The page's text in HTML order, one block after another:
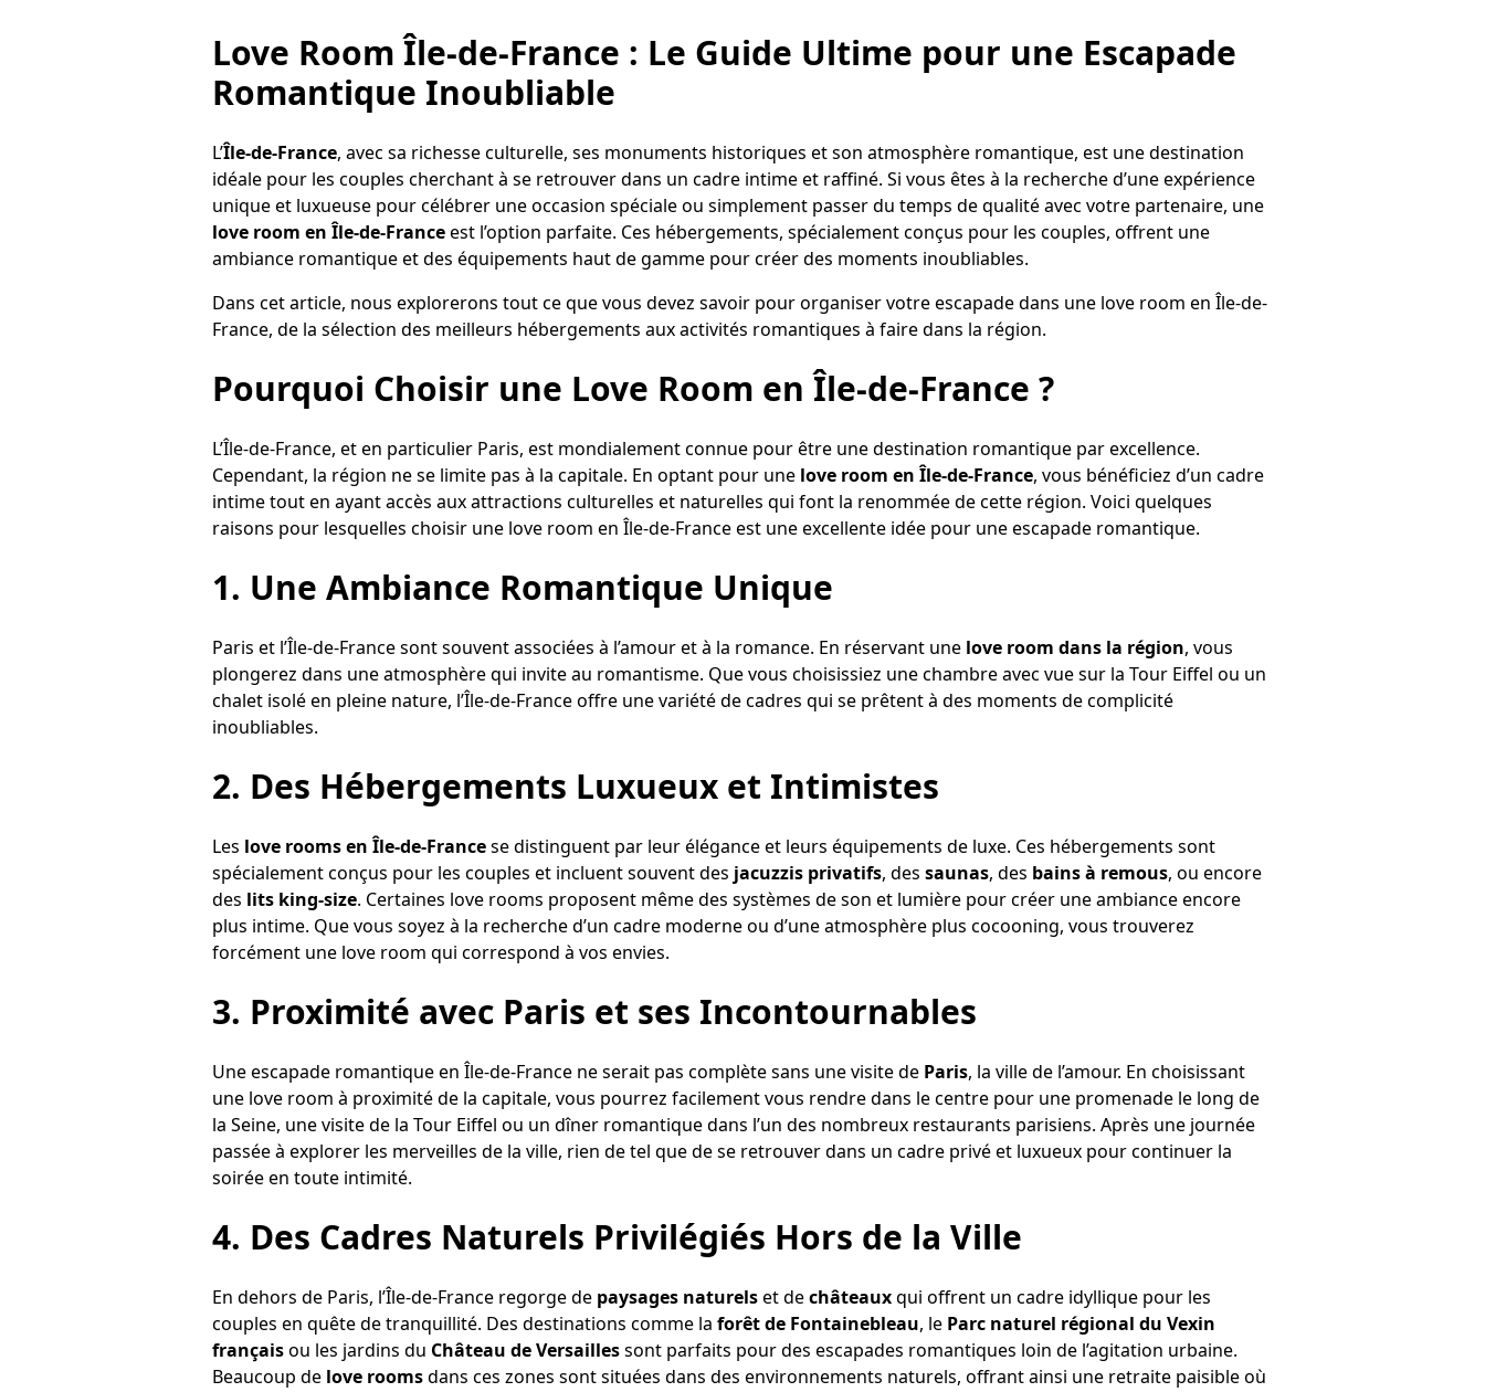
Love Room Île-de-France : Le Guide Ultime pour une Escapade
Romantique Inoubliable
L’Île-de-France, avec sa richesse culturelle, ses monuments historiques et son atmosphère romantique, est une destination
idéale pour les couples cherchant à se retrouver dans un cadre intime et raffiné. Si vous êtes à la recherche d’une expérience
unique et luxueuse pour célébrer une occasion spéciale ou simplement passer du temps de qualité avec votre partenaire, une
love room en Île-de-Franceest l’option parfaite. Ces hébergements, spécialement conçus pour les couples, offrent une
ambiance romantique et des équipements haut de gamme pour créer des moments inoubliables.
Dans cet article, nous explorerons tout ce que vous devez savoir pour organiser votre escapade dans une love room en Île-de-
France, de la sélection des meilleurs hébergements aux activités romantiques à faire dans la région.
Pourquoi Choisir une Love Room en Île-de-France ?
L’Île-de-France, et en particulier Paris, est mondialement connue pour être une destination romantique par excellence.
Cependant, la région ne se limite pas à la capitale. En optant pour une love room en Île-de-France, vous bénéficiez d’un cadre
intime tout en ayant accès aux attractions culturelles et naturelles qui font la renommée de cette région. Voici quelques
raisons pour lesquelles choisir une love room en Île-de-France est une excellente idée pour une escapade romantique.
1. Une Ambiance Romantique Unique
Paris et l’Île-de-France sont souvent associées à l’amour et à la romance. En réservant une love room dans la région, vous
plongerez dans une atmosphère qui invite au romantisme. Que vous choisissiez une chambre avec vue sur la Tour Eiffel ou un
chalet isolé en pleine nature, l’Île-de-France offre une variété de cadres qui se prêtent à des moments de complicité
inoubliables.
2. Des Hébergements Luxueux et Intimistes
Les love rooms en Île-de-Francese distinguent par leur élégance et leurs équipements de luxe. Ces hébergements sont
spécialement conçus pour les couples et incluent souvent des jacuzzis privatifs, des saunas, des bains à remous, ou encore
des lits king-size. Certaines love rooms proposent même des systèmes de son et lumière pour créer une ambiance encore
plus intime. Que vous soyez à la recherche d’un cadre moderne ou d’une atmosphère plus cocooning, vous trouverez
forcément une love room qui correspond à vos envies.
3. Proximité avec Paris et ses Incontournables
Une escapade romantique en Île-de-France ne serait pas complète sans une visite de Paris, la ville de l’amour. En choisissant
une love room à proximité de la capitale, vous pourrez facilement vous rendre dans le centre pour une promenade le long de
la Seine, une visite de la Tour Eiffel ou un dîner romantique dans l’un des nombreux restaurants parisiens. Après une journée
passée à explorer les merveilles de la ville, rien de tel que de se retrouver dans un cadre privé et luxueux pour continuer la
soirée en toute intimité.
4. Des Cadres Naturels Privilégiés Hors de la Ville
En dehors de Paris, l’Île-de-France regorge de paysages naturelset dechâteauxqui offrent un cadre idyllique pour les
couples en quête de tranquillité. Des destinations comme la forêt de Fontainebleau, le Parc naturel régional du Vexin
françaisou les jardins du Château de Versaillessont parfaits pour des escapades romantiques loin de l’agitation urbaine.
Beaucoup de love roomsdans ces zones sont situées dans des environnements naturels, offrant ainsi une retraite paisible où